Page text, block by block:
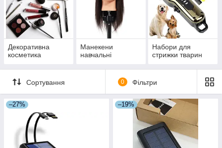
Декоративна
косметика
Манекени
навчальні
Набори для
стрижки тварин
Сортування 0 Фільтри
–27% –19%